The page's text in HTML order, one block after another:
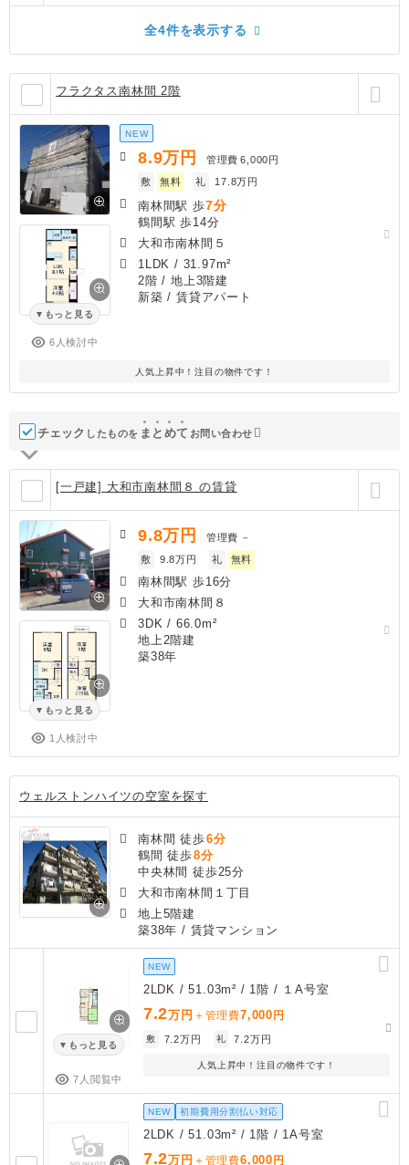
全4件を表示する
フラクタス南林間 2階
もっと見る
6人検討中
NEW
8.9万円 管理費 6,000円
敷
無料 礼 17.8万円
南林間駅 歩7分
鶴間駅 歩14分
大和市南林間５
1LDK / 31.97m²
2階 / 地上3階建
新築 / 賃貸アパート
人気上昇中！注目の物件です！
チェック したものを ま と めて お問い合わせ
[一戸建] 大和市南林間８ の賃貸
もっと見る
1人検討中
9.8万円 管理費 －
敷
9.8万円 礼 無料
南林間駅 歩16分
大和市南林間８
3DK / 66.0m²
地上2階建
築38年
ウェルストンハイツの空室を探す
南林間 徒歩6分
鶴間 徒歩8分
中央林間 徒歩25分
大和市南林間１丁目
地上5階建
築38年 / 賃貸マンション
もっと見る
7人閲覧中
NEW
2LDK / 51.03m² / 1階 / １A号室
7.2万円 ＋管理費7,000 円
敷 7.2万円 礼 7.2万円
人気上昇中！注目の物件です！
NEW 初期費用分割払い対応
2LDK / 51.03m² / 1階 / 1A号室
7.2万円 ＋管理費6,000 円